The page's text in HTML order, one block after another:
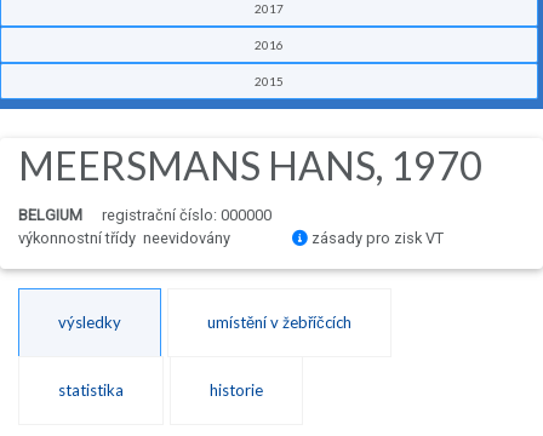
2017
2016
2015
MEERSMANS HANS, 1970
BELGIUM
registrační číslo: 000000
výkonnostní třídy neevidovány
zásady pro zisk VT
výsledky umístění v žebříčcích
statistika historie